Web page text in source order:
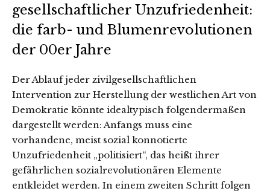
gesellschaftlicher Unzufriedenheit:
die farb- und Blumenrevolutionen
der 00er Jahre
Der Ablauf jeder zivilgesellschaftlichen
Intervention zur Herstellung der westlichen Art von
Demokratie könnte idealtypisch folgendermaßen
dargestellt werden: Anfangs muss eine
vorhandene, meist sozial konnotierte
Unzufriedenheit „politisiert“, das heißt ihrer
gefährlichen sozialrevolutionären Elemente
entkleidet werden. In einem zweiten Schritt folgen